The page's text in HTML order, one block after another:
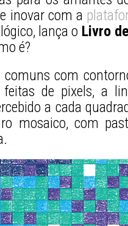
inovar com a
lança o Livro
é?
comuns com
de pixels, a
a cada
mosaico, com